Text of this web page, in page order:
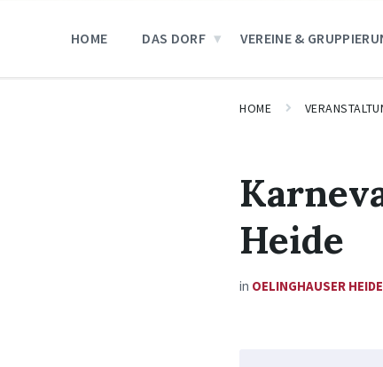
HOME DAS DORF VEREINE &
HOME
Heide
in OELINGHAUSER HEIDE